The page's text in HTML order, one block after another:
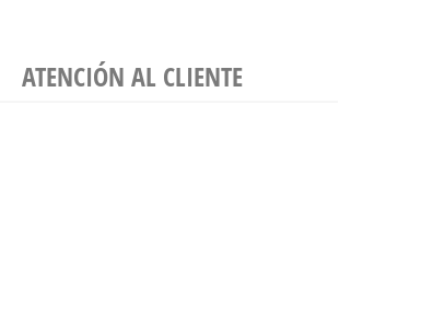
ATENCIÓN AL CLIENTE